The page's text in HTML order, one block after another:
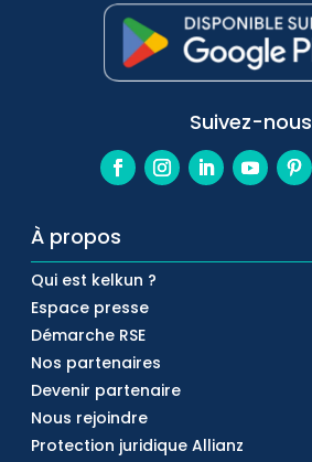
Suivez-nous
À propos
Qui est kelkun ?
Espace presse
Démarche RSE
Nos partenaires
Devenir partenaire
Nous rejoindre
Protection juridique Allianz